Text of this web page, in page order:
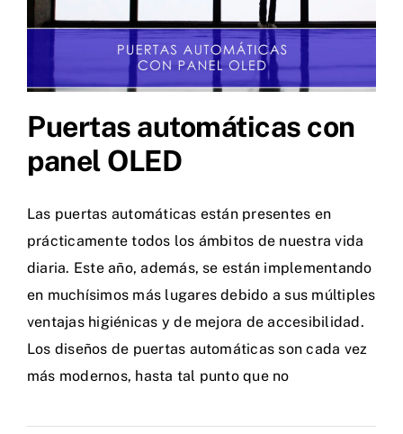
Puertas automáticas con
panel OLED
Las puertas automáticas están presentes en
prácticamente todos los ámbitos de nuestra vida
diaria. Este año, además, se están implementando
en muchísimos más lugares debido a sus múltiples
ventajas higiénicas y de mejora de accesibilidad.
Los diseños de puertas automáticas son cada vez
más modernos, hasta tal punto que no